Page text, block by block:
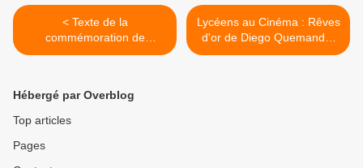
< Texte de la
commémoration de
l'Armistice mis en scène par
Lycéens au Cinéma : Rêves
d'or de Diego Quemanda-
Diaz avec la seconde 6 >
Hébergé par Overblog
Top articles
Pages